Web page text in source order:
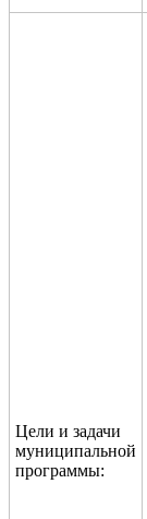
Цели и задачи
муниципальной
программы: